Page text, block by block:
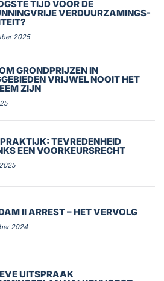
TIJD VOOR DE
VERDUURZAMINGS-
2025
GRONDPRIJZEN IN
VRIJWEL NOOIT HET
ZIJN
TEVREDENHEID
EEN VOORKEURSRECHT
II ARREST – HET VERVOLG
2024
UITSPRAAK